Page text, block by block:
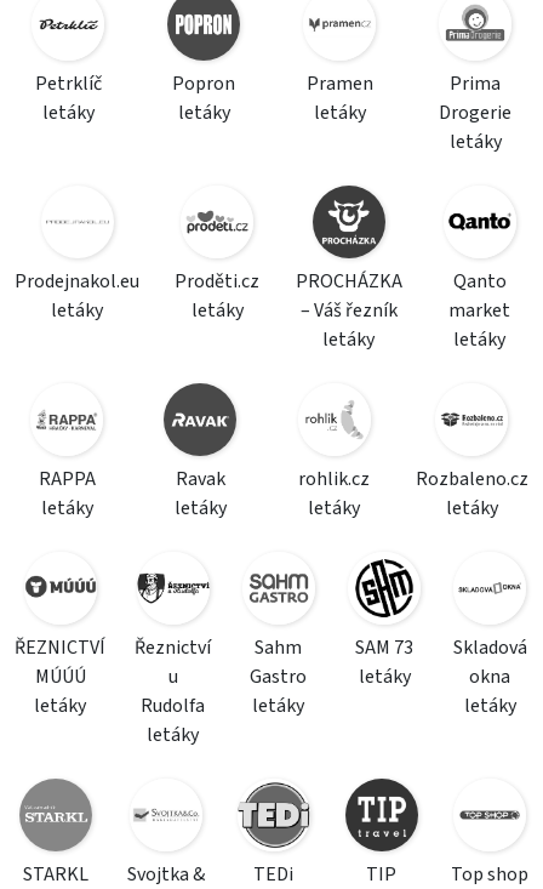
Petrklíč
letáky
Popron
letáky
Pramen
letáky
Prima
Drogerie
letáky
Prodejnakol.eu
letáky
Proděti.cz
letáky
PROCHÁZKA
– Váš řezník
letáky
Qanto
market
letáky
RAPPA
letáky
Ravak
letáky
rohlik.cz
letáky
Rozbaleno.cz
letáky
ŘEZNICTVÍ
MÚÚÚ
letáky
Řeznictví
u
Rudolfa
letáky
Sahm
Gastro
letáky
SAM 73
letáky
Skladová
okna
letáky
STARKL
Svojtka &
TEDi
TIP
Top shop